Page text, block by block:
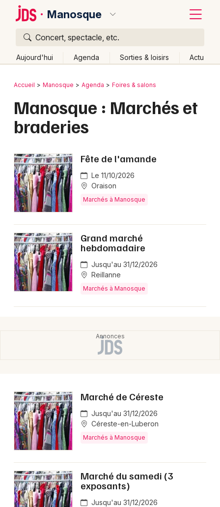
Manosque
Concert, spectacle, etc.
Aujourd'hui Agenda Sorties & loisirs Actu
Publier un événement
Activité & Expérience
Manifestations
Spectacles
Concerts
Sports
Marchés dans les Alpes de Hautes-Provence
Marchés en Provence-Alpes-Côte-d'Azur
Newsletter des sorties
Bordeaux
Colmar
Lyon
Marseille
Mulhouse
Montpellier
Nantes
Nice
Paris
Strasbourg
Retour
Accueil Manosque Agenda Foires & salons
Manosque : Marchés et
braderies
Fête de l'amande
Le 11/10/2026
Oraison
Marchés à Manosque
Grand marché
hebdomadaire
Jusqu'au 31/12/2026
Reillanne
Marchés à Manosque
Marché de Céreste
Jusqu'au 31/12/2026
Céreste-en-Luberon
Marchés à Manosque
Marché du samedi (3
exposants)
Jusqu'au 31/12/2026
Quoi ?
Où ?
Alpes de Hautes-Provence (04)
Provence-Alpes-Côte-d'Azur
Changer de lieu
Quand ?
Effacer les dates
Aujourd'hui
Demain Ce week-end